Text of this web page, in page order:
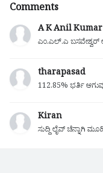
Comments
A K Anil Kumar
ಎಂ.ಎಲ್.ಎ ಬಸವೇಶ್ವರ್
tharapasad
112.85% ಭರ್ತಿ
Kiran
ಸುದ್ದಿ ಲೈವ್ ಚೆನ್ನಾಗಿ